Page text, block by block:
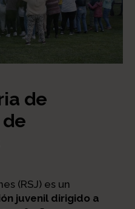
de
de
(RSJ) es un
juvenil dirigido a